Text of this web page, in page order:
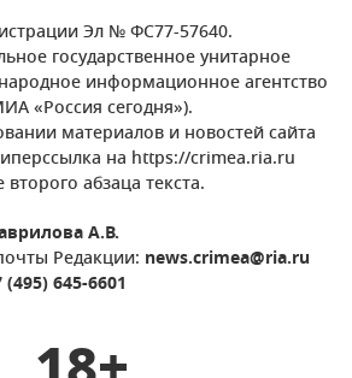
Эл № ФС77-57640.
государственное унитарное
информационное агентство
«Россия сегодня»).
материалов и новостей сайта
на https://crimea.ria.ru
абзаца текста.
А.В.
Редакции: news.crimea@ria.ru
(495) 645-6601